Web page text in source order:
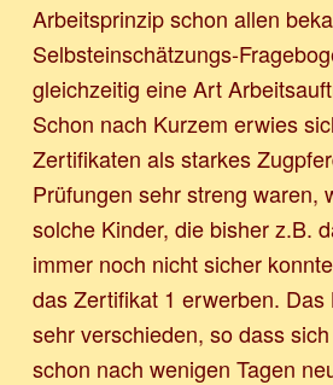
Arbeitsprinzip schon allen
Selbsteinschätzungs-
gleichzeitig eine Art
Schon nach Kurzem erwies
Zertifikaten als starkes
Prüfungen sehr streng waren,
solche Kinder, die bisher z.B.
immer noch nicht sicher
das Zertifikat 1 erwerben. Das
sehr verschieden, so dass
schon nach wenigen Tagen